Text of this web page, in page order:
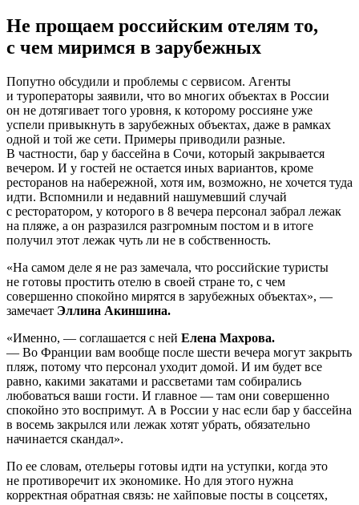
Не прощаем российским отелям то,
с чем миримся в зарубежных
Попутно обсудили и проблемы с сервисом. Агенты
и туроператоры заявили, что во многих объектах в России
он не дотягивает того уровня, к которому россияне уже
успели привыкнуть в зарубежных объектах, даже в рамках
одной и той же сети. Примеры приводили разные.
В частности, бар у бассейна в Сочи, который закрывается
вечером. И у гостей не остается иных вариантов, кроме
ресторанов на набережной, хотя им, возможно, не хочется туда
идти. Вспомнили и недавний нашумевший случай
с ресторатором, у которого в 8 вечера персонал забрал лежак
на пляже, а он разразился разгромным постом и в итоге
получил этот лежак чуть ли не в собственность.
«На самом деле я не раз замечала, что российские туристы
не готовы простить отелю в своей стране то, с чем
совершенно спокойно мирятся в зарубежных объектах», —
замечает Эллина Акиншина.
«Именно, — соглашается с ней Елена Махрова.
— Во Франции вам вообще после шести вечера могут закрыть
пляж, потому что персонал уходит домой. И им будет все
равно, какими закатами и рассветами там собирались
любоваться ваши гости. И главное — там они совершенно
спокойно это воспримут. А в России у нас если бар у бассейна
в восемь закрылся или лежак хотят убрать, обязательно
начинается скандал».
По ее словам, отельеры готовы идти на уступки, когда это
не противоречит их экономике. Но для этого нужна
корректная обратная связь: не хайповые посты в соцсетях,